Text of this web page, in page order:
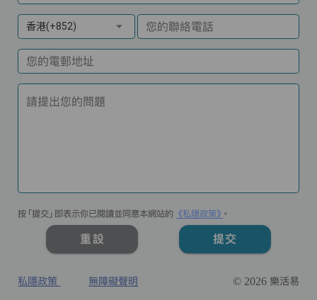
香港(+852) 您的聯絡電話
您的電郵地址
請提出您的問題
按「提交」即表示你已閱讀並同意本網站的 《私隱政策》 。
重設 提交
私隱政策 無障礙聲明 © 2026 樂活易